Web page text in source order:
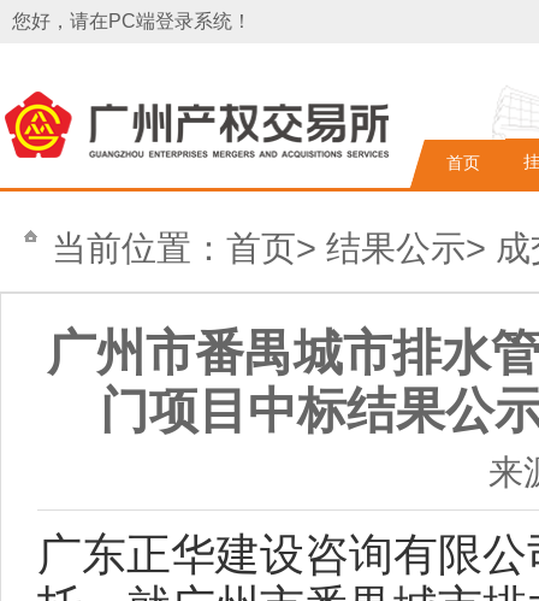
您好，请在PC端登录系统！
首页
当前位置： 首页> 结果公示>
广州市番禺城市排水
门项目中标结果公
来
广东正华建设咨询有限